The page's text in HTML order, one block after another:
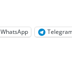
WhatsApp